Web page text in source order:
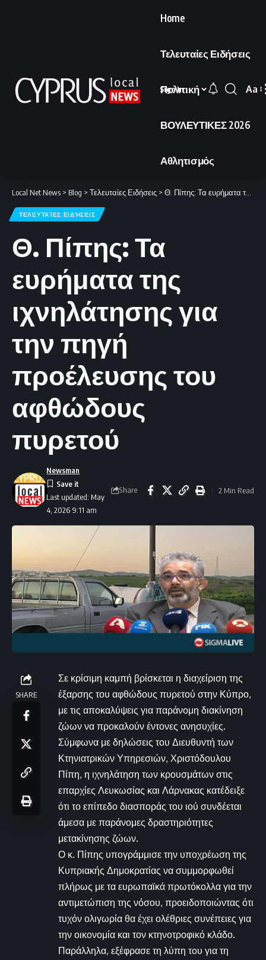
Home
Τελευταίες Ειδήσεις
Πολιτική
ΒΟΥΛΕΥΤΙΚΕΣ 2026
Αθλητισμός
Sign In
Font
Aa
Local Net News > Blog > Τελευταίες Ειδήσεις > Θ. Πίπης: Τα ευρήματα της ιχνηλάτησης για την πηγή προέλευσης του αφθώδους πυρετού
ΤΕΛΕΥΤΑΊΕΣ ΕΙΔΉΣΕΙΣ
Θ. Πίπης: Τα
ευρήματα της
ιχνηλάτησης για
την πηγή
προέλευσης του
αφθώδους
πυρετού
Last updated: May
4, 2026 9:11 am
Newsman
Share 2 Min Read
SHARE
Σε κρίσιμη καμπή βρίσκεται η διαχείριση της
έξαρσης του αφθώδους πυρετού στην Κύπρο,
με τις αποκαλύψεις για παράνομη διακίνηση
ζώων να προκαλούν έντονες ανησυχίες.
Σύμφωνα με δηλώσεις του Διευθυντή των
Κτηνιατρικών Υπηρεσιών, Χριστόδουλου
Πίπη, η ιχνηλάτηση των κρουσμάτων στις
επαρχίες Λευκωσίας και Λάρνακας κατέδειξε
ότι το επίπεδο διασποράς του ιού συνδέεται
άμεσα με παράνομες δραστηριότητες
μετακίνησης ζώων.
Ο κ. Πίπης υπογράμμισε την υποχρέωση της
Κυπριακής Δημοκρατίας να συμμορφωθεί
πλήρως με τα ευρωπαϊκά πρωτόκολλα για την
αντιμετώπιση της νόσου, προειδοποιώντας ότι
τυχόν ολιγωρία θα έχει ολέθριες συνέπειες για
την οικονομία και τον κτηνοτροφικό κλάδο.
Παράλληλα, εξέφρασε τη λύπη του για τη